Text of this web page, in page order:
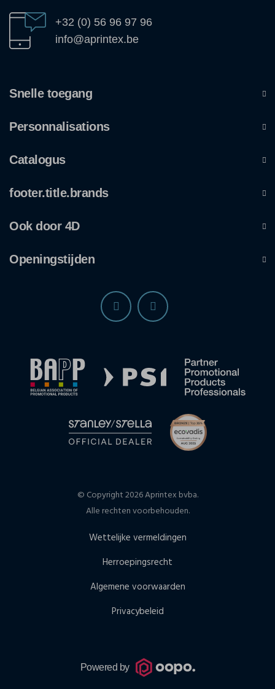
+32 (0) 56 96 97 96
info@aprintex.be
Snelle toegang
Personnalisations
Catalogus
footer.title.brands
Ook door 4D
Openingstijden
© Copyright 2026 Aprintex bvba.
Alle rechten voorbehouden.
Wettelijke vermeldingen
Herroepingsrecht
Algemene voorwaarden
Privacybeleid
Powered by